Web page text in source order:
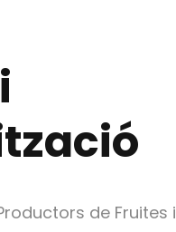
de Fruites i